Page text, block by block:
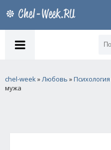
chel-week»Любовь »Психология
мужа